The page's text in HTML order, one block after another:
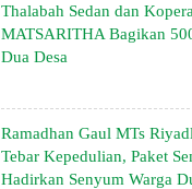
Thalabah Sedan dan
MATSARITHA Bagikan
Dua Desa
Ramadhan Gaul MTs
Tebar Kepedulian, Paket
Hadirkan Senyum Warga